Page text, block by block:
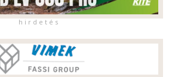
h i r d e t é s